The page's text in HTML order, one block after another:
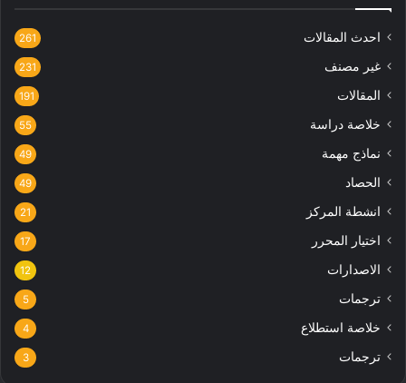
احدث المقالات 261
غير مصنف 231
المقالات 191
خلاصة دراسة 55
نماذج مهمة 49
الحصاد 49
انشطة المركز 21
اختيار المحرر 17
الاصدارات 12
ترجمات 5
خلاصة استطلاع 4
ترجمات 3